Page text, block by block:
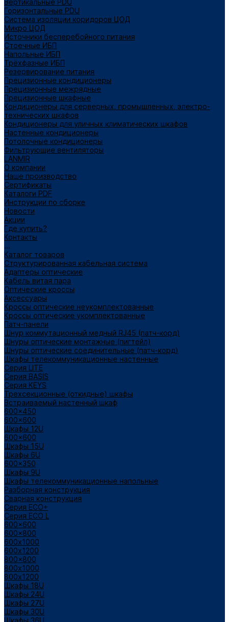
Вертикальные PDU
Горизонтальные PDU
Система изоляции коридоров ЦОД
Микро ЦОД
Источники бесперебойного питания
Стоечные ИБП
Напольные ИБП
Трёхфазные ИБП
Резервирование питания
Прецизионные кондиционеры
Прецизионные межрядные
Прецизионные шкафные
Кондиционеры для серверных, промышленных, электро-
технических шкафов
Кондиционеры для уличных климатических шкафов
Настенные кондиционеры
Потолочные кондиционеры
Фильтрующие вентиляторы
LANMIR
О компании
Наше производство
Сертификаты
Каталоги PDF
Инструкции по сборке
Новости
Акции
Где купить?
Контакты
...
Каталог товаров
Структурированная кабельная система
Адаптеры оптические
Кабель витая пара
Оптические кроссы
Аксессуары
Кроссы оптические неукомплектованные
Кроссы оптические укомплектованные
Патч-панели
Шнур коммутационный медный RJ45 (патч-корд)
Шнуры оптические монтажные (пигтейл)
Шнуры оптические соединительные (патч-корд)
Шкафы телекоммуникационные настенные
Cерия LITE
Cерия BASIS
Cерия KEYS
Трехсекционные (откидные) шкафы
Встраиваемый настенный шкаф
600x450
600x600
Шкафы 12U
600x600
Шкафы 15U
Шкафы 6U
600x350
Шкафы 9U
Шкафы телекоммуникационные напольные
Разборная конструкция
Сварная конструкция
Серия ECO+
Серия ECO L
600x600
600x800
600х1000
600х1200
800x800
800х1000
800х1200
Шкафы 18U
Шкафы 24U
Шкафы 27U
Шкафы 30U
Шкафы 36U